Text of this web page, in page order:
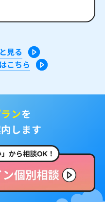
見る
こちら
ンを
します